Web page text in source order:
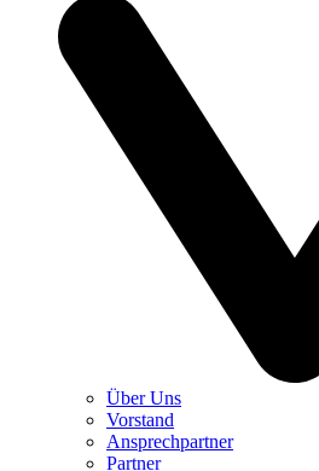
Über Uns
Vorstand
Ansprechpartner
Partner